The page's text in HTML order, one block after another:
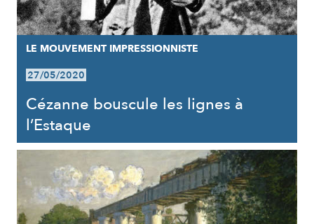
LE MOUVEMENT IMPRESSIONNISTE
27/05/2020
Cézanne bouscule les lignes à
l’Estaque